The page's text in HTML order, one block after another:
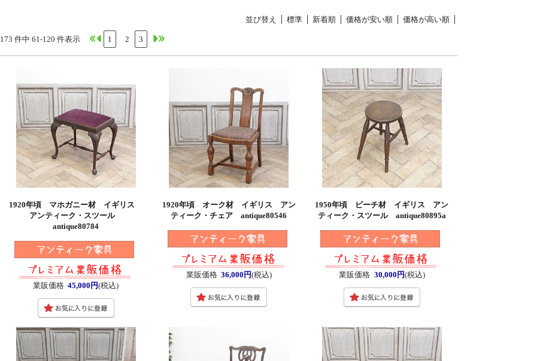
並び替え 標準 新着順 価格が安い順 価格が高い順
173 件中 61-120 件表示 1 2 3
1920年頃 マホガニー材 イギリス
アンティーク・スツール
antique80784
業販価格 45,000円(税込)
1920年頃 オーク材 イギリス アン
ティーク・チェア antique80546
業販価格 36,000円(税込)
1950年頃 ビーチ材 イギリス アン
ティーク・スツール antique80895a
業販価格 30,000円(税込)